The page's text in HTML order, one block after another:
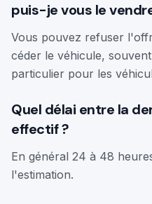
puis-je vous le
Vous pouvez refuser
céder le véhicule,
particulier pour les
Quel délai entre la
effectif ?
En général 24 à 48
l'estimation.